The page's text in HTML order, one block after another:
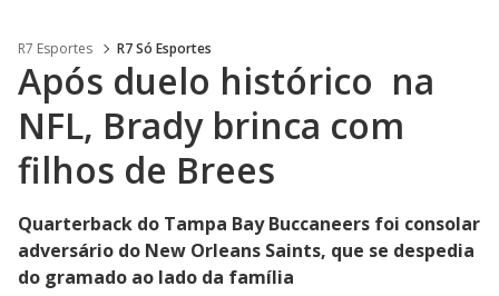
R7 Esportes R7 Só Esportes
Após duelo histórico na
NFL, Brady brinca com
filhos de Brees
Quarterback do Tampa Bay Buccaneers foi consolar
adversário do New Orleans Saints, que se despedia
do gramado ao lado da família